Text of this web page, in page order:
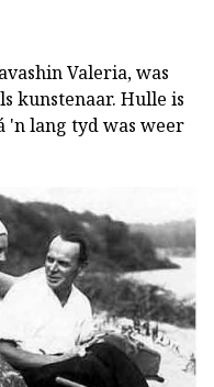
Valeria, was
kunstenaar. Hulle is
'n lang tyd was weer